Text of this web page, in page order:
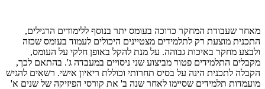
מאחר שעבודת המחקר כרוכה בעומס יתר בנוסף ללימודים הרגילים,
התכנית מוצעת רק לתלמידים מצטיינים היכולים לעמוד בעומס שכזה
ולבצע מחקר באיכות גבוהה. על מנת להקל באופן חלקי על העומס,
מקבלים התלמידים פטור מביצוע שני ניסויים במעבדה ג'. בהתאם לכך,
הקבלה לתכנית הינה על בסיס תחרותי וכוללת ריאיון אישי. רשאים להגיש
מועמדות תלמידים שסיימו לאחר שנה ב' את קורסי הפיזיקה של שנים א'